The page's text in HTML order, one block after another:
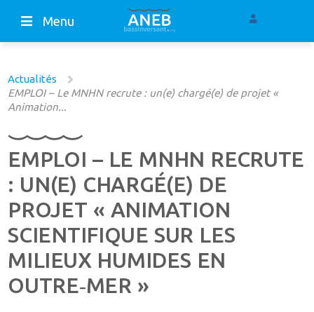
Menu
Actualités
EMPLOI – Le MNHN recrute : un(e) chargé(e) de projet «
Animation...
EMPLOI – LE MNHN RECRUTE
: UN(E) CHARGÉ(E) DE
PROJET « ANIMATION
SCIENTIFIQUE SUR LES
MILIEUX HUMIDES EN
OUTRE‐MER »